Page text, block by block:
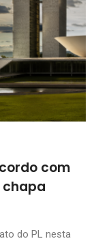
com
chapa
do PL nesta